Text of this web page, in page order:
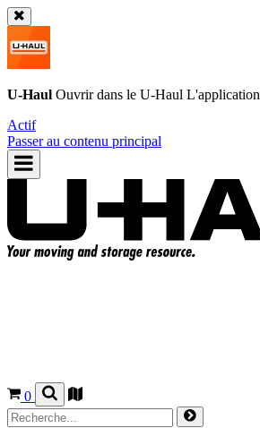
U-Haul Ouvrir dans le U-Haul L'application
Actif
Passer au contenu principal
0